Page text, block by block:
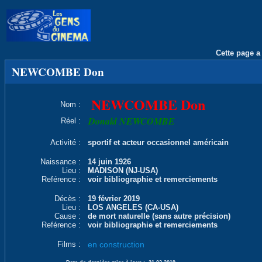
Cette page
NEWCOMBE Don
Nom : NEWCOMBE Don
Réel : Donald NEWCOMBE
Activité : sportif et acteur occasionnel américain
Naissance :
14 juin 1926
Lieu :
MADISON (NJ-USA)
Reférence :
voir bibliographie et remerciements
Décès :
19 février 2019
Lieu :
LOS ANGELES (CA-USA)
Cause :
de mort naturelle (sans autre précision)
Reférence :
voir bibliographie et remerciements
Films : en construction